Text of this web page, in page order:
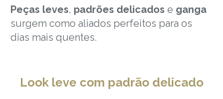
Peças leves, padrões delicados e ganga
surgem como aliados perfeitos para os
dias mais quentes.
Look leve com padrão delicado